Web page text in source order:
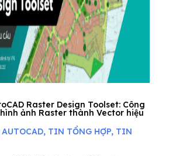
Raster Design Toolset: Công
ảnh Raster thành Vector hiệu
AUTOCAD, TIN TỔNG HỢP, TIN